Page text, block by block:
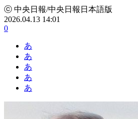
ⓒ 中央日報/中央日報日本語版
2026.04.13 14:01
0
あ
あ
あ
あ
あ